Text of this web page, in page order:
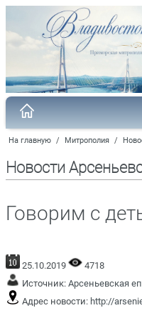
На главную / Митрополия /
Новости
Говорим с
25.10.2019
4718
Источник: Арсеньевская
Адрес новости: http://